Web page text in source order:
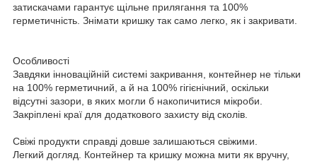
затискачами гарантує щільне прилягання та 100%
герметичність. Знімати кришку так само легко, як і закривати.
Особливості
Завдяки інноваційній системі закривання, контейнер не тільки
на 100% герметичний, а й на 100% гігієнічний, оскільки
відсутні зазори, в яких могли б накопичитися мікроби.
Закріплені краї для додаткового захисту від сколів.
Свіжі продукти справді довше залишаються свіжими.
Легкий догляд. Контейнер та кришку можна мити як вручну,